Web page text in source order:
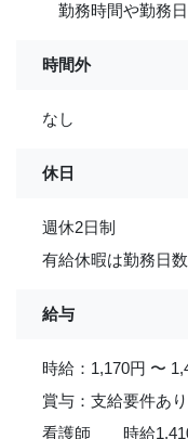
勤務時間や勤務
時間外
なし
休日
週休2日制
有給休暇は勤務日
給与
時給：1,170円 〜
賞与：支給要件あ
看護師 時給